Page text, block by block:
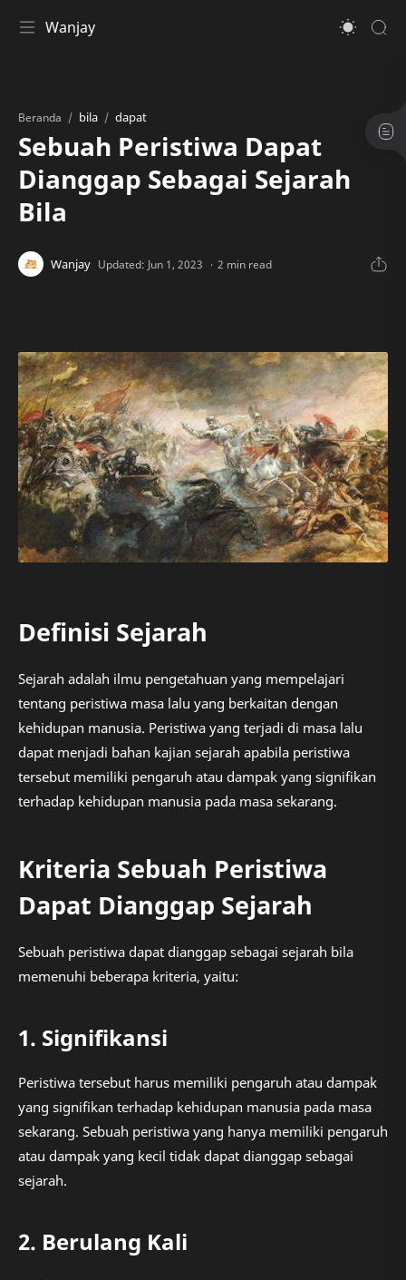
Wanjay
Beranda bila dapat
Sebuah Peristiwa Dapat
Dianggap Sebagai Sejarah
Bila
2 min read
Definisi Sejarah
Sejarah adalah ilmu pengetahuan yang mempelajari
tentang peristiwa masa lalu yang berkaitan dengan
kehidupan manusia. Peristiwa yang terjadi di masa lalu
dapat menjadi bahan kajian sejarah apabila peristiwa
tersebut memiliki pengaruh atau dampak yang signifikan
terhadap kehidupan manusia pada masa sekarang.
Kriteria Sebuah Peristiwa
Dapat Dianggap Sejarah
Sebuah peristiwa dapat dianggap sebagai sejarah bila
memenuhi beberapa kriteria, yaitu:
1. Signifikansi
Peristiwa tersebut harus memiliki pengaruh atau dampak
yang signifikan terhadap kehidupan manusia pada masa
sekarang. Sebuah peristiwa yang hanya memiliki pengaruh
atau dampak yang kecil tidak dapat dianggap sebagai
sejarah.
2. Berulang Kali